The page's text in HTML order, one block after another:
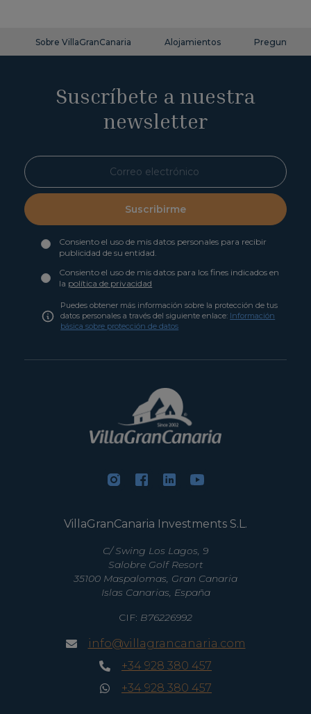
Sobre VillaGranCanaria Alojamientos Preguntas
Suscríbete a nuestra
newsletter
Suscribirme
Consiento el uso de mis datos personales para recibir
publicidad de su entidad.
Consiento el uso de mis datos para los fines indicados en
la política de privacidad
Puedes obtener más información sobre la protección de tus
datos personales a través del siguiente enlace: Información
básica sobre protección de datos
VillaGranCanaria Investments S.L.
C/ Swing Los Lagos, 9
Salobre Golf Resort
35100 Maspalomas, Gran Canaria
Islas Canarias, España
CIF: B76226992
info@villagrancanaria.com
+34 928 380 457
+34 928 380 457